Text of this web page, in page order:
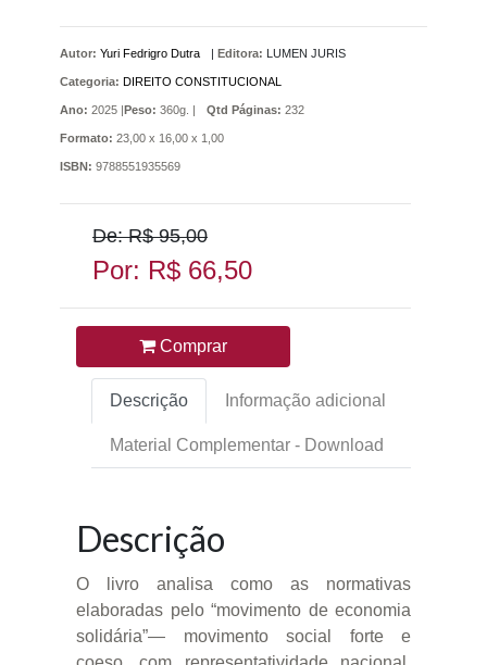
Autor: Yuri Fedrigro Dutra | Editora: LUMEN JURIS
Categoria: DIREITO CONSTITUCIONAL
Ano: 2025 |Peso: 360g. | Qtd Páginas: 232
Formato: 23,00 x 16,00 x 1,00
ISBN: 9788551935569
De: R$ 95,00
Por: R$ 66,50
Comprar
Descrição Informação adicional
Material Complementar - Download
Descrição
O livro analisa como as normativas
elaboradas pelo “movimento de economia
solidária”— movimento social forte e